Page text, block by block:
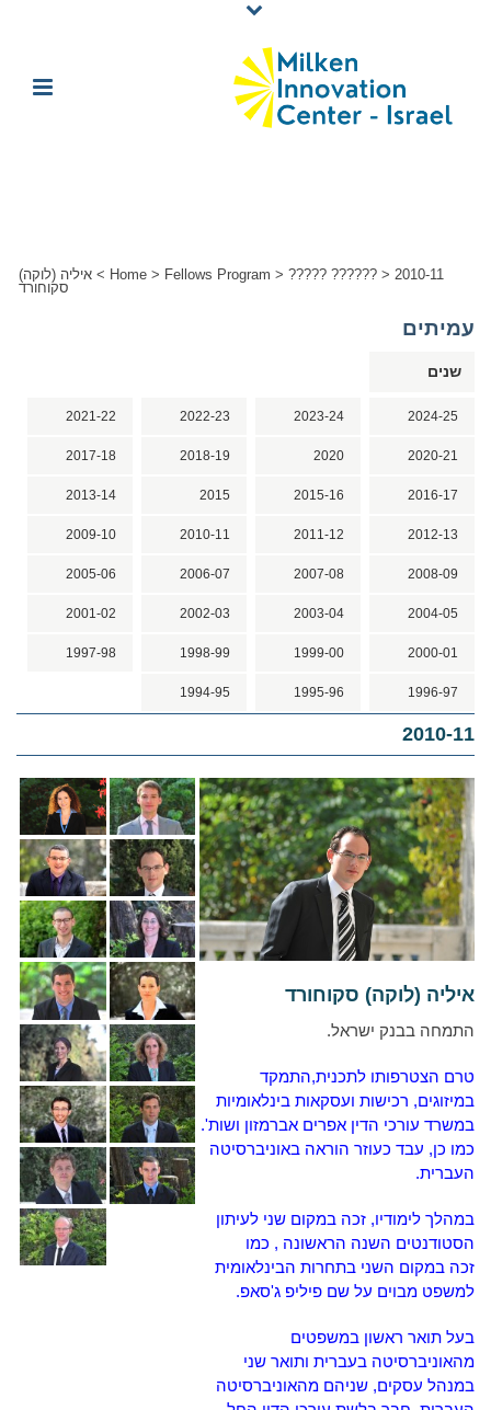
Home > Fellows Program > ????? ?????? > 2010-11
> איליה (לוקה)
סקוחורד
עמיתים
שנים
2024-25
2023-24
2022-23
2021-22
2020-21
2020
2018-19
2017-18
2016-17
2015-16
2015
2013-14
2012-13
2011-12
2010-11
2009-10
2008-09
2007-08
2006-07
2005-06
2004-05
2003-04
2002-03
2001-02
2000-01
1999-00
1998-99
1997-98
1996-97
1995-96
1994-95
2010-11
איליה (לוקה) סקוחורד
התמחה בבנק ישראל.
טרם הצטרפותו לתכנית,התמקד
במיזוגים, רכישות ועסקאות בינלאומיות
במשרד עורכי הדין אפרים אברמזון ושות'.
כמו כן, עבד כעוזר הוראה באוניברסיטה
העברית.
במהלך לימודיו, זכה במקום שני לעיתון
הסטודנטים השנה הראשונה , כמו
זכה במקום השני בתחרות הבינלאומית
למשפט מבוים על שם פיליפ ג'סאפ.
בעל תואר ראשון במשפטים
מהאוניברסיטה בעברית ותואר שני
במנהל עסקים, שניהם מהאוניברסיטה